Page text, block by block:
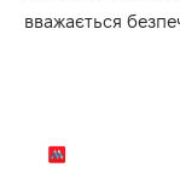
вважається